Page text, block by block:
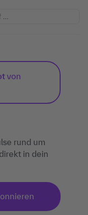
von
rund um
in dein